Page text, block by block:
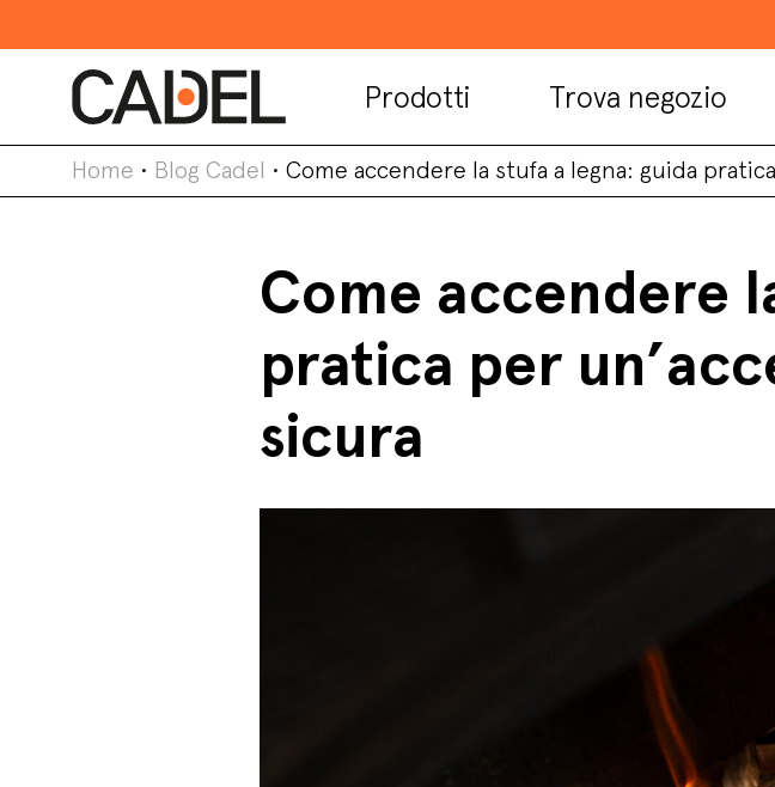
Prodotti Trova negozio
Home • Blog Cadel • Come accendere la stufa a legna: guida
Come accendere
pratica per
sicura